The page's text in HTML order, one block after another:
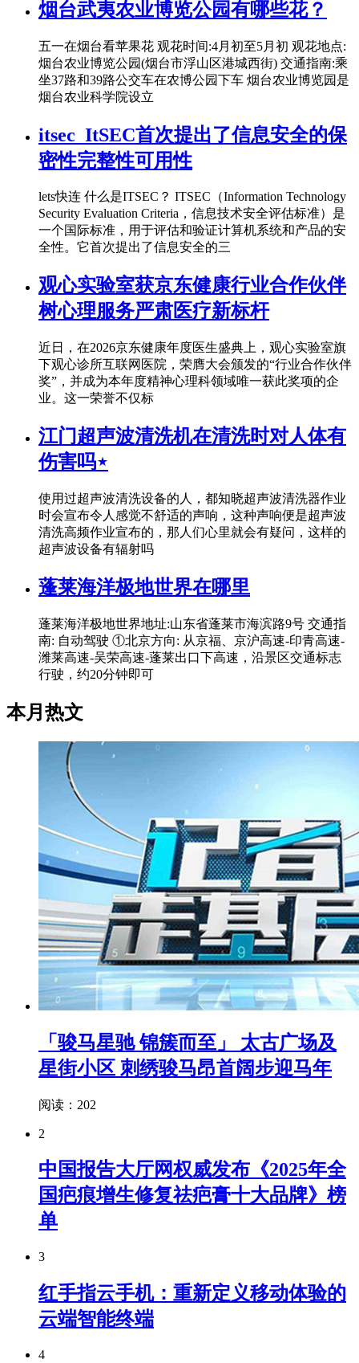
烟台武夷农业博览公园有哪些花？
五一在烟台看苹果花 观花时间:4月初至5月初 观花地点:
烟台农业博览公园(烟台市浮山区港城西街) 交通指南:乘
坐37路和39路公交车在农博公园下车 烟台农业博览园是
烟台农业科学院设立
itsec_ItSEC首次提出了信息安全的保
密性完整性可用性
lets快连 什么是ITSEC？ ITSEC（Information Technology
Security Evaluation Criteria，信息技术安全评估标准）是
一个国际标准，用于评估和验证计算机系统和产品的安
全性。它首次提出了信息安全的三
观心实验室获京东健康行业合作伙伴
树心理服务严肃医疗新标杆
近日，在2026京东健康年度医生盛典上，观心实验室旗
下观心诊所互联网医院，荣膺大会颁发的“行业合作伙伴
奖”，并成为本年度精神心理科领域唯一获此奖项的企
业。这一荣誉不仅标
江门超声波清洗机在清洗时对人体有
伤害吗⋆
使用过超声波清洗设备的人，都知晓超声波清洗器作业
时会宣布令人感觉不舒适的声响，这种声响便是超声波
清洗高频作业宣布的，那人们心里就会有疑问，这样的
超声波设备有辐射吗
蓬莱海洋极地世界在哪里
蓬莱海洋极地世界地址:山东省蓬莱市海滨路9号 交通指
南: 自动驾驶 ①北京方向: 从京福、京沪高速-印青高速-
潍莱高速-吴荣高速-蓬莱出口下高速，沿景区交通标志
行驶，约20分钟即可
本月热文
「骏马星驰 锦簇而至」 太古广场及
星街小区 刺绣骏马昂首阔步迎马年
阅读：202
2
中国报告大厅网权威发布《2025年全
国疤痕增生修复祛疤膏十大品牌》榜
单
3
红手指云手机：重新定义移动体验的
云端智能终端
4